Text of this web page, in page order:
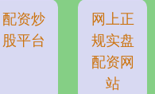
配资炒
股平台
网上正
规实盘
配资网
站